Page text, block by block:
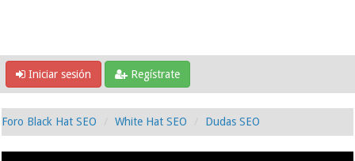
Iniciar sesión Regístrate
Foro Black Hat SEO White Hat SEO Dudas SEO